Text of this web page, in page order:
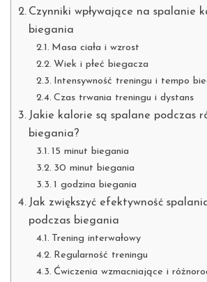
Czynniki wpływające na spalanie
biegania
Masa ciała i wzrost
Wiek i płeć biegacza
Intensywność treningu i tempo
Czas trwania treningu i dystans
Jakie kalorie są spalane podczas
biegania?
15 minut biegania
30 minut biegania
1 godzina biegania
Jak zwiększyć efektywność
podczas biegania
Trening interwałowy
Regularność treningu
Ćwiczenia wzmacniające i